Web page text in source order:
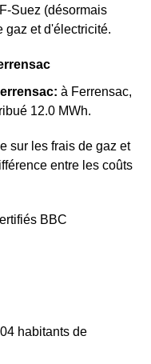
Suez (désormais
gaz et d'électricité.
à Ferrensac,
12.0 MWh.
sur les frais de gaz et
entre les coûts
BBC
habitants de